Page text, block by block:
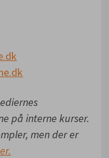
på interne kurser.
men der er